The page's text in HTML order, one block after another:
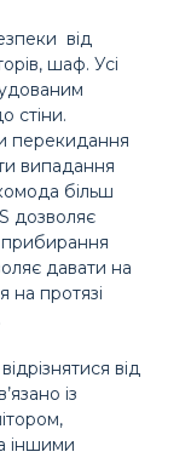
від
шаф. Усі
стіни.
перекидання
випадання
більш
дозволяє
прибирання
давати на
протязі
від
із
іншими